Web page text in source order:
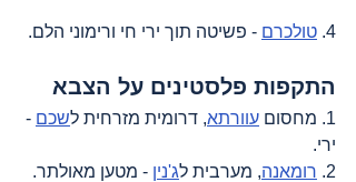
4. טולכרם - פשיטה תוך ירי חי ורימוני הלם.
התקפות פלסטינים על הצבא
1. מחסום עוורתא, דרומית מזרחית לשכם -
ירי.
2. רומאנה, מערבית לג'נין - מטען מאולתר.